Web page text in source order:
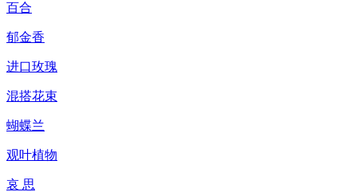
百合
郁金香
进口玫瑰
混搭花束
蝴蝶兰
观叶植物
哀 思